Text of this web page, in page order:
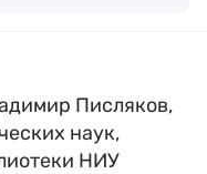
Писляков,
наук,
НИУ